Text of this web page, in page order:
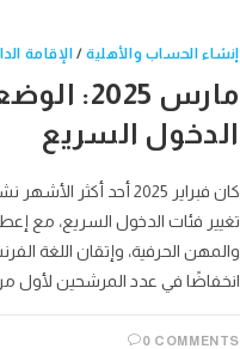
الحساب والأهلية/الإقامة الدائمة
مارس 2025:
السريع
كان فبراير 2025 أحد أكثر
فئات الدخول السريع، مع إعطاء
الحرفية، وإتقان اللغة
في عدد المرشحين لأول مرة
0